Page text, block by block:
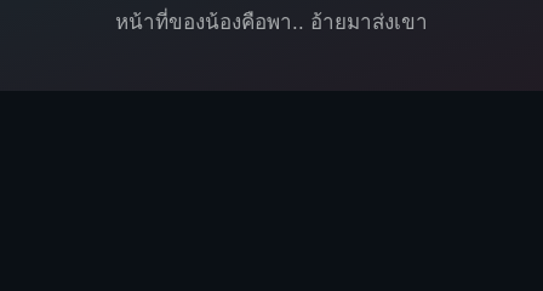
หน้าที่ของน้องคือพา.. อ้ายมาส่งเขา